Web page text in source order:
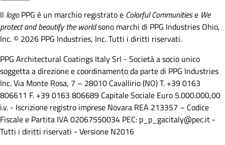
Il logoPPG è un marchio registrato e Colorful Communitiese We
protect and beautify the worldsono marchi di PPG Industries Ohio,
Inc. © 2026 PPG Industries, Inc. Tutti i diritti riservati.
PPG Architectural Coatings Italy Srl - Società a socio unico
soggetta a direzione e coordinamento da parte di PPG Industries
Inc. Via Monte Rosa, 7 – 28010 Cavallirio (NO) T. +39 0163
806611 F. +39 0163 806689 Capitale Sociale Euro 5.000.000,00
i.v. - Iscrizione registro imprese Novara REA 213357 – Codice
Fiscale e Partita IVA 02067550034 PEC: p_p_gacitaly@pec.it -
Tutti i diritti riservati - Versione N2016